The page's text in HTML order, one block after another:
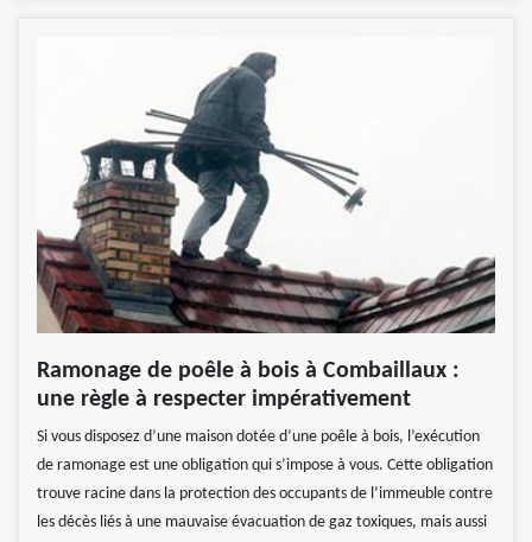
Ramonage de poêle à bois à Combaillaux :
une règle à respecter impérativement
Si vous disposez d’une maison dotée d’une poêle à bois, l’exécution
de ramonage est une obligation qui s’impose à vous. Cette obligation
trouve racine dans la protection des occupants de l’immeuble contre
les décès liés à une mauvaise évacuation de gaz toxiques, mais aussi